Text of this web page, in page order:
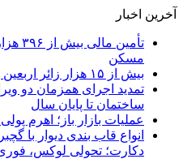
آخرین اخبار
مسکن
بیش از ۱۵ هزار زائر اربعین به البرز بازگشتند
ساختمان تا پایان سال
عملیات بازار باز؛ اهرم
انواع قاب بندی دیوار با
دکارت؛ تحولی لوکس،